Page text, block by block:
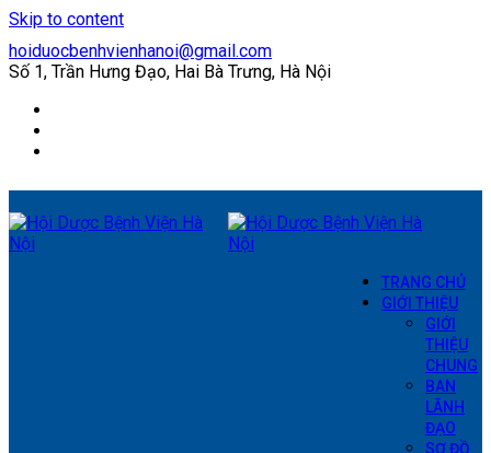
Skip to content
hoiduocbenhvienhanoi@gmail.com
Số 1, Trần Hưng Đạo, Hai Bà Trưng, Hà Nội
TRANG CHỦ
GIỚI THIỆU
GIỚI
THIỆU
CHUNG
BAN
LÃNH
ĐẠO
SƠ ĐỒ